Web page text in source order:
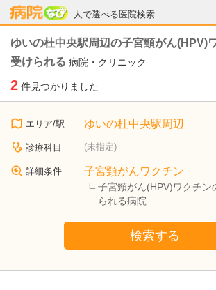
人で選べる医院検索
病院なび
ゆいの杜中央駅周辺の子宮頸がん(HPV)
受けられる 病院・クリニック
2 件見つかりました
エリア/駅 ゆいの杜中央駅周辺
診療科目 (未指定)
詳細条件 子宮頸がんワクチン
子宮頸がん(HPV)ワクチン
られる病院
検索する